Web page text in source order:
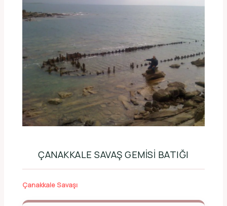
ÇANAKKALE SAVAŞ GEMISI BATIĞI
Çanakkale Savaşı